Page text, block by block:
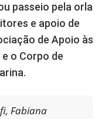
passeio pela orla
e apoio de
de Apoio às
o Corpo de
Fabiana